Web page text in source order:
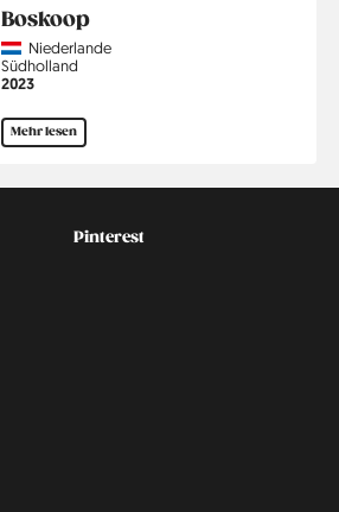
Boskoop
CountryNiederlande
Region
Südholland
Jahr
2023
Mehr lesen
Social
Pinterest